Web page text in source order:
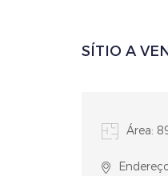
SÍTIO A
Área: